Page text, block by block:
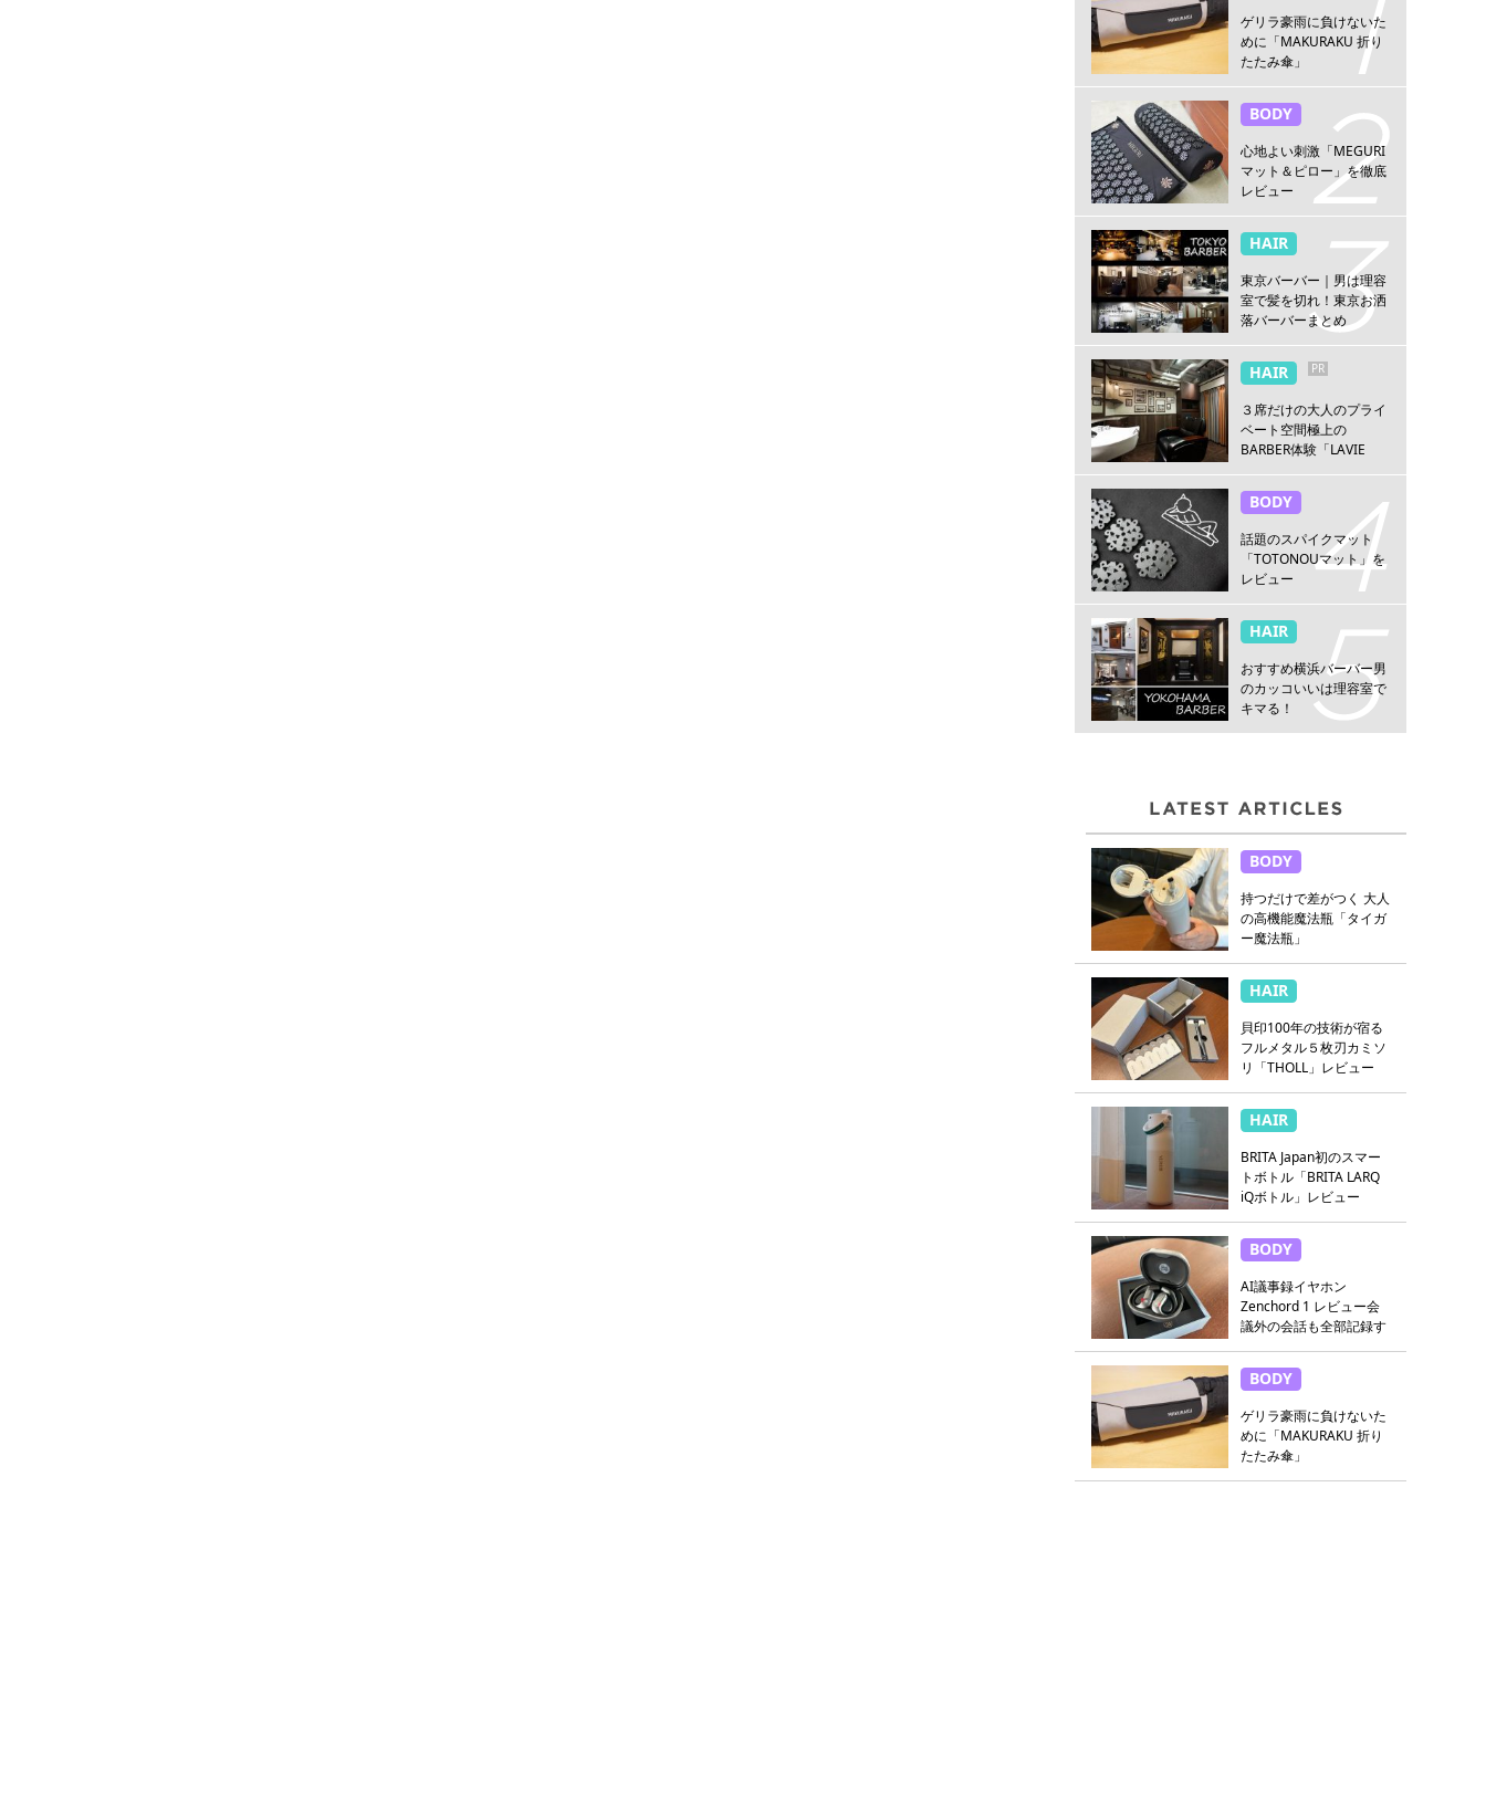
ゲリラ豪雨に負けないた
めに「MAKURAKU 折り
たたみ傘」
BODY
心地よい刺激「MEGURI
マット＆ピロー」を徹底
レビュー
HAIR
東京バーバー｜男は理容
室で髪を切れ！東京お洒
落バーバーまとめ
HAIR PR
３席だけの大人のプライ
ベート空間極上の
BARBER体験「LAVIE
BARBER HANARE新宿
店」
BODY
話題のスパイクマット
「TOTONOUマット」を
レビュー
HAIR
おすすめ横浜バーバー男
のカッコいいは理容室で
キマる！
BODY
持つだけで差がつく 大人
の高機能魔法瓶「タイガ
ー魔法瓶」
HAIR
貝印100年の技術が宿る
フルメタル５枚刃カミソ
リ「THOLL」レビュー
HAIR
BRITA Japan初のスマー
トボトル「BRITA LARQ
iQボトル」レビュー
BODY
AI議事録イヤホン
Zenchord 1 レビュー会
議外の会話も全部記録す
BODY
ゲリラ豪雨に負けないた
めに「MAKURAKU 折り
たたみ傘」